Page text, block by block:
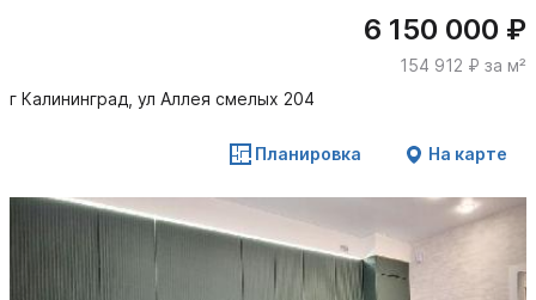
6 150 000 ₽
154 912 ₽ за м²
г Калининград, ул Аллея смелых 204
Планировка На карте